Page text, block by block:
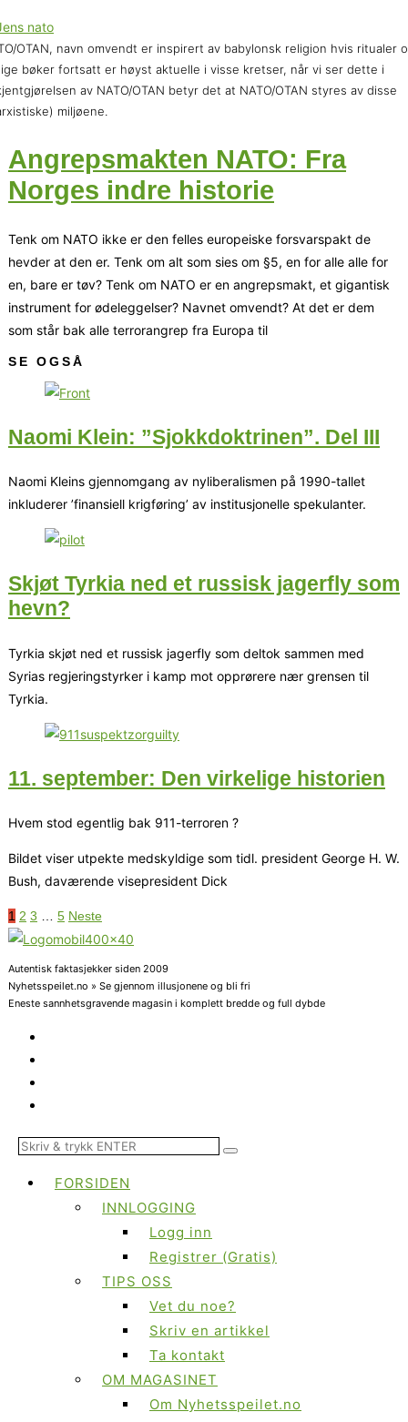
OTAN, navn omvendt er inspirert av babylonsk religion hvis ritualer
bøker fortsatt er høyst aktuelle i visse kretser, når vi ser dette i
av NATO/OTAN betyr det at NATO/OTAN styres av disse
miljøene.
Angrepsmakten NATO: Fra
Norges indre historie
Tenk om NATO ikke er den felles europeiske forsvarspakt de
hevder at den er. Tenk om alt som sies om §5, en for alle alle for
en, bare er tøv? Tenk om NATO er en angrepsmakt, et gigantisk
instrument for ødeleggelser? Navnet omvendt? At det er dem
som står bak alle terrorangrep fra Europa til
SE OGSÅ
Naomi Klein: ”Sjokkdoktrinen”. Del III
Naomi Kleins gjennomgang av nyliberalismen på 1990-tallet
inkluderer ’finansiell krigføring’ av institusjonelle spekulanter.
Skjøt Tyrkia ned et russisk jagerfly som
hevn?
Tyrkia skjøt ned et russisk jagerfly som deltok sammen med
Syrias regjeringstyrker i kamp mot opprørere nær grensen til
Tyrkia.
11. september: Den virkelige historien
Hvem stod egentlig bak 911-terroren ?
Bildet viser utpekte medskyldige som tidl. president George H. W.
Bush, daværende visepresident Dick
1 2 3 … 5 Neste
Autentisk faktasjekker siden 2009
Nyhetsspeilet.no » Se gjennom illusjonene og bli fri
Eneste sannhetsgravende magasin i komplett bredde og full dybde
FORSIDEN
INNLOGGING
Logg inn
Registrer (Gratis)
TIPS OSS
Vet du noe?
Skriv en artikkel
Ta kontakt
OM MAGASINET
Om Nyhetsspeilet.no